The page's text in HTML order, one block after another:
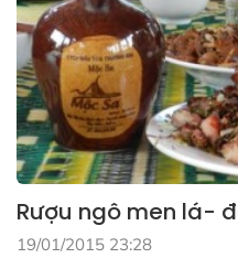
Rượu ngô men lá-
19/01/2015 23:28